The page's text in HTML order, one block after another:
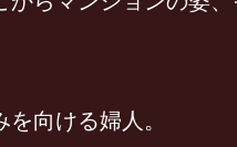
向ける婦人。